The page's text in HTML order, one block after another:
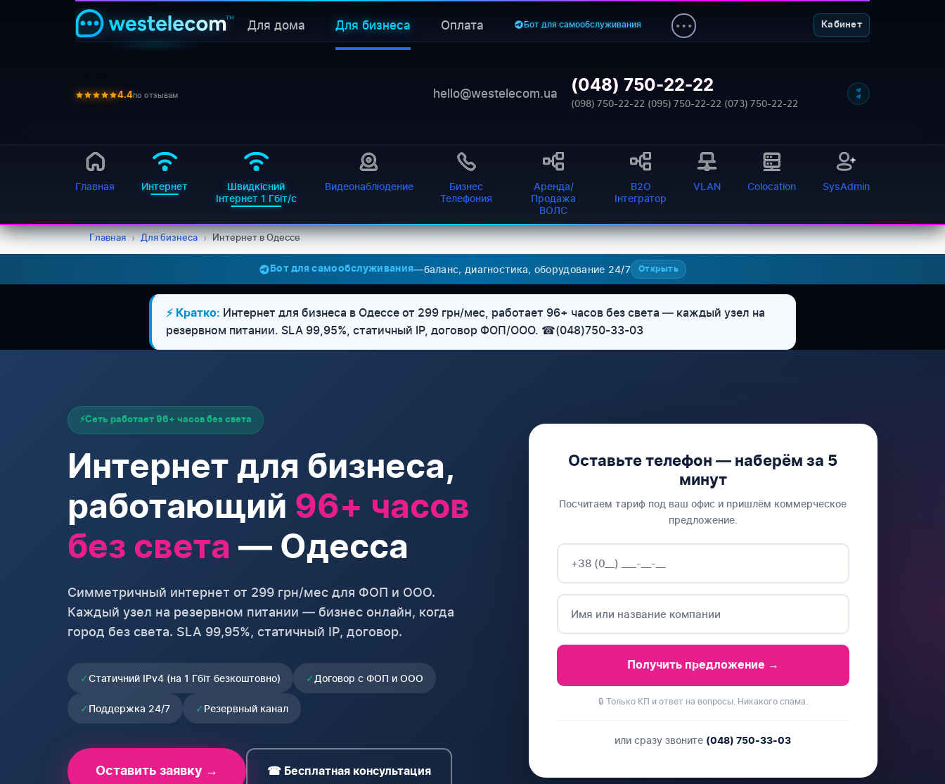
Для дома Для бизнеса Оплата Бот для самообслуживания Кабинет
4.4по отзывам hello@westelecom.ua (048) 750-22-22
(098) 750-22-22·(095) 750-22-22·(073) 750-22-22
Главная Интернет
Швидкісний
Інтернет 1 Гбіт/с
Видеонаблюдение
Бизнес
Телефония
Аренда/
Продажа
ВОЛС
B2O
Інтегратор
VLAN Colocation SysAdmin
Главная › Для бизнеса › Интернет в Одессе
Бот для самообслуживания—баланс, диагностика, оборудование 24/7 Открыть
⚡ Кратко: Интернет для бизнеса в Одессе от 299 грн/мес, работает 96+ часов без света — каждый узел на
резервном питании. SLA 99,95%, статичный IP, договор ФОП/ООО. ☎(048)750-33-03
⚡Сеть работает 96+ часов без света
Интернет для бизнеса,
работающий 96+ часов
без света — Одесса
Симметричный интернет от 299 грн/мес для ФОП и ООО.
Каждый узел на резервном питании — бизнес онлайн, когда
город без света. SLA 99,95%, статичный IP, договор.
✓Статичний IPv4 (на 1 Гбіт безкоштовно) ✓ Договор с ФОП и ООО
✓ Поддержка 24/7 ✓ Резервный канал
Оставить заявку → ☎ Бесплатная консультация
Оставьте телефон — наберём за 5
минут
Посчитаем тариф под ваш офис и пришлём коммерческое
предложение.
Получить предложение →
🔒 Только КП и ответ на вопросы. Никакого спама.
или сразу звоните (048) 750-33-03